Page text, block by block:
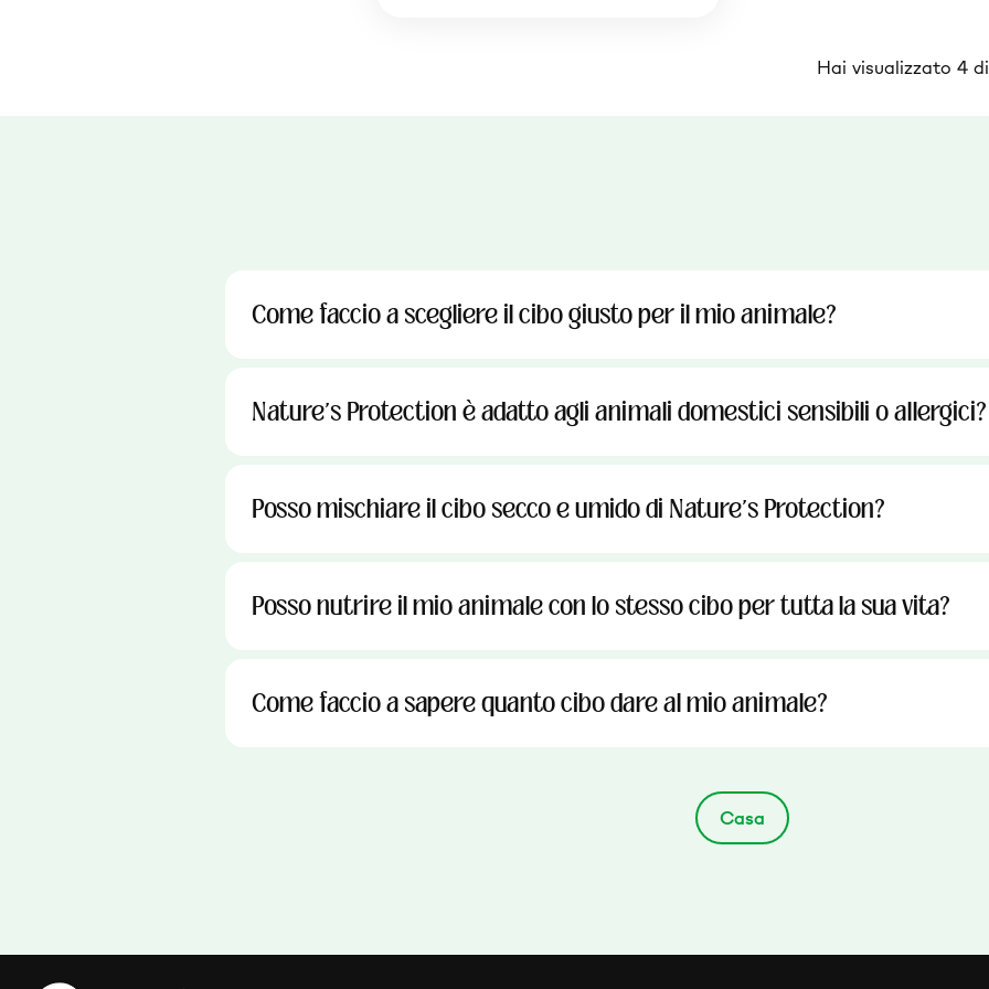
Hai visualizzato 4
Come faccio a scegliere il cibo giusto per il mio animale?
Nature's Protection è adatto agli animali domestici sensibili o allergici?
Posso mischiare il cibo secco e umido di Nature's Protection?
Posso nutrire il mio animale con lo stesso cibo per tutta la sua vita?
Come faccio a sapere quanto cibo dare al mio animale?
Casa